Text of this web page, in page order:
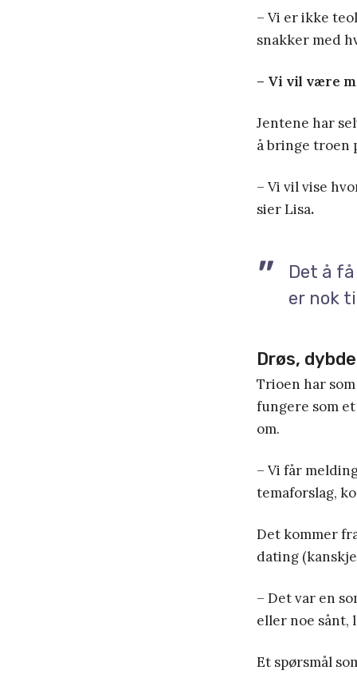
– Vi er ikke
snakker med
– Vi vil være
Jentene har
å bringe troen
– Vi vil vise
sier Lisa.
Det å
er nok
Drøs,
Trioen har
fungere som
om.
– Vi får
temaforslag,
Det kommer
dating
– Det var en
eller noe sånt,
Et spørsmål